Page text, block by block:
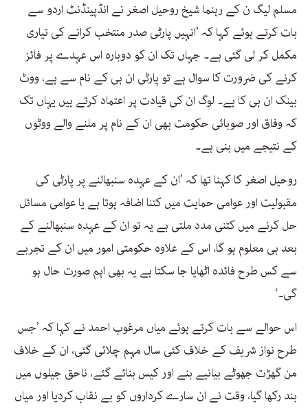
مسلم لیگ ن کے رہنما شیخ روحیل اصغر نے انڈپینڈنٹ اردو سے
بات کرتے ہوئے کہا کہ ’انہیں پارٹی صدر منتخب کرانے کی تیاری
مکمل کر لی گئی ہے۔ جہاں تک ان کو دوبارہ اس عہدے پر فائز
کرنے کی ضرورت کا سوال ہے تو پارٹی ان ہی کے نام سے ہے، ووٹ
بینک ان ہی کا ہے۔ لوگ ان کی قیادت پر اعتماد کرتے ہیں یہاں تک
کہ وفاق اور صوبائی حکومت بھی ان کے نام پر ملنے والے ووٹوں
کے نتیجے میں بنی ہے۔
روحیل اصغر کا کہنا تھا کہ ’ان کے عہدہ سنبھالنے پر پارٹی کی
مقبولیت اور عوامی حمایت میں کتنا اضافہ ہوتا ہے یا عوامی مسائل
حل کرنے میں کتنی مدد ملتی ہے یہ تو ان کے عہدہ سنبھالنے کے
بعد ہی معلوم ہو گا، اس کے علاوہ حکومتی امور میں ان کے تجربے
سے کس طرح فائدہ اٹھایا جا سکتا ہے یہ بھی اہم صورت حال ہو
گی۔‘
اس حوالے سے بات کرتے ہوئے میاں مرغوب احمد نے کہا کہ ’جس
طرح نواز شریف کے خلاف کئی سال مہم چلائی گئی، ان کے خلاف
من گھڑت جھوٹے بیانیے بنے اور کیس بنائے گئے، ناحق جیلوں میں
بند رکھا گیا، وقت نے ان سارے کرداروں کو بے نقاب کردیا اور میاں